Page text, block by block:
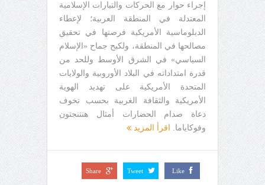
إجراء حوار مع الحركات والتيارات الإسلامية
المعتدلة في المنطقة العربية؛ لإعطاء
الدبلوماسية الأمريكية فرصتها في تحقيق
مصالحها في المنطقة، ولكبح جماح «الإسلام
السياسي» في الشرق الأوسط وللحد من
قدرة امتداداته في البلاد الأوروبية والولايات
المتحدة الأمريكية على تهديد الهوية
الأمريكية والثقافة الغربية بحسب تخوف
دعاة صدام الحضارات أمثال هنتنجتون
وفوكاياما.
اقرأ المزيد
Like
Tweet
Share